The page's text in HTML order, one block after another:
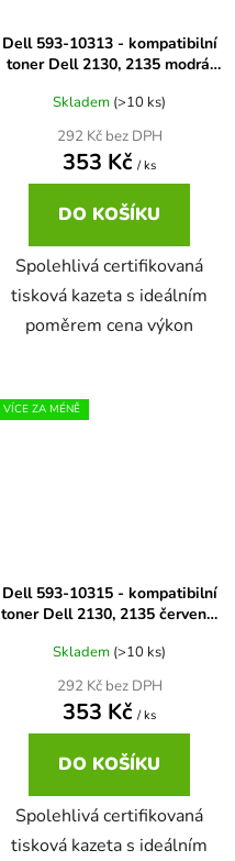
Dell 593-10313 - kompatibilní
toner Dell 2130, 2135 modrá,
Skladem (>10 ks)
292 Kč bez DPH
353 Kč / ks
DO KOŠÍKU
Spolehlivá certifikovaná
tisková kazeta s ideálním
poměrem cena výkon
VÍCE ZA MÉNĚ
Dell 593-10315 - kompatibilní
toner Dell 2130, 2135 červená,
Skladem (>10 ks)
292 Kč bez DPH
353 Kč / ks
DO KOŠÍKU
Spolehlivá certifikovaná
tisková kazeta s ideálním